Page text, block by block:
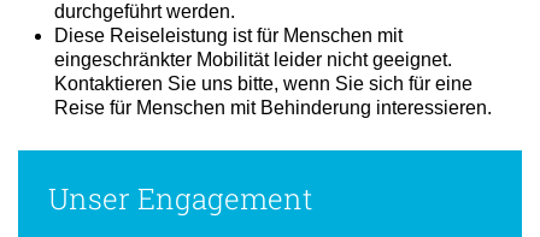
durchgeführt werden.
Diese Reiseleistung ist für Menschen mit
eingeschränkter Mobilität leider nicht geeignet.
Kontaktieren Sie uns bitte, wenn Sie sich für eine
Reise für Menschen mit Behinderung interessieren.
Unser Engagement